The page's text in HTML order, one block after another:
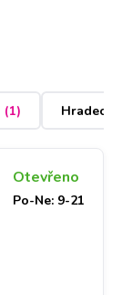
(1) Hradec
Otevřeno
Po-Ne: 9-21